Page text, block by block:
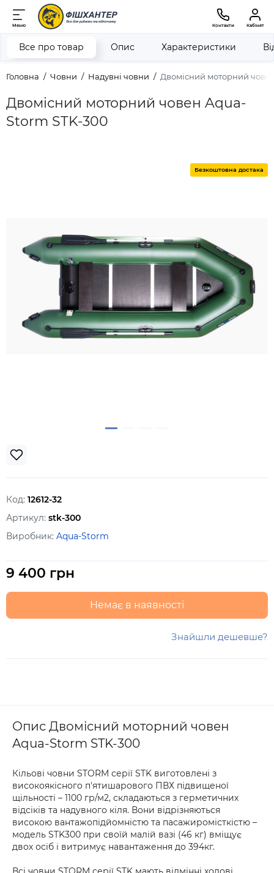
Меню Контакти Кабінет
Головна Човни Надувні човни Двомісний моторний
Двомісний моторний човен Aqua-
Storm STK-300
Все про товар Опис Характеристики
Безкоштовна достака
Код: 12612-32
Артикул: stk-300
Виробник: Aqua-Storm
9 400 грн
Немає в наявності
Знайшли дешевше?
Опис Двомісний моторний човен
Aqua-Storm STK-300
Кільові човни STORM серії STK виготовлені з
високоякісного п'ятишарового ПВХ підвищеної
щільності – 1100 гр/м2, складаються з герметичних
відсіків та надувного кіля. Вони відрізняються
високою вантажопідйомністю та пасажиромісткістю –
модель STK300 при своїй малій вазі (46 кг) вміщує
двох осіб і витримує навантаження до 394кг.